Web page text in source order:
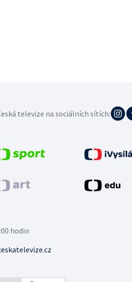
hodin
televize na sociálních sítích: